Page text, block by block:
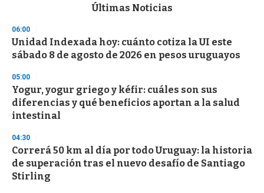
d
s
o
f
3
s
e
c
o
d
s
Últimas Noticias
06:00
Unidad Indexada hoy: cuánto cotiza la UI este
sábado 8 de agosto de 2026 en pesos uruguayos
05:00
Yogur, yogur griego y kéfir: cuáles son sus
diferencias y qué beneficios aportan a la salud
intestinal
04:30
Correrá 50 km al día por todo Uruguay: la historia
de superación tras el nuevo desafío de Santiago
Stirling